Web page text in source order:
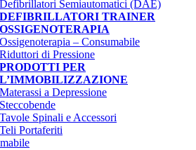
Defibrillatori Semiautomatici (DAE)
DEFIBRILLATORI TRAINER
OSSIGENOTERAPIA
Ossigenoterapia – Consumabile
Riduttori di Pressione
PRODOTTI PER
L’IMMOBILIZZAZIONE
Materassi a Depressione
Steccobende
Tavole Spinali e Accessori
Teli Portaferiti